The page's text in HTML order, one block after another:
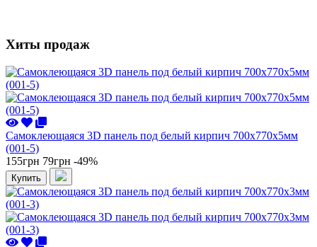
Хиты продаж
Самоклеющаяся 3D панель под белый кирпич 700x770x5мм
(001-5)
155грн 79грн -49%
Купить